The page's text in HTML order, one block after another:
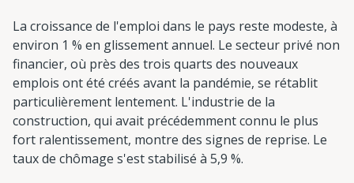
La croissance de l'emploi dans le pays reste modeste, à
environ 1 % en glissement annuel. Le secteur privé non
financier, où près des trois quarts des nouveaux
emplois ont été créés avant la pandémie, se rétablit
particulièrement lentement. L'industrie de la
construction, qui avait précédemment connu le plus
fort ralentissement, montre des signes de reprise. Le
taux de chômage s'est stabilisé à 5,9 %.